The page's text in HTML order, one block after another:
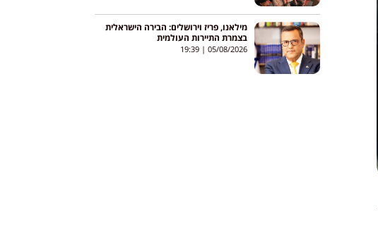
מילאנו, פריז וירושלים: הבירה הישראלית
בצמרת התיירות העולמית
05/08/2026
19:39